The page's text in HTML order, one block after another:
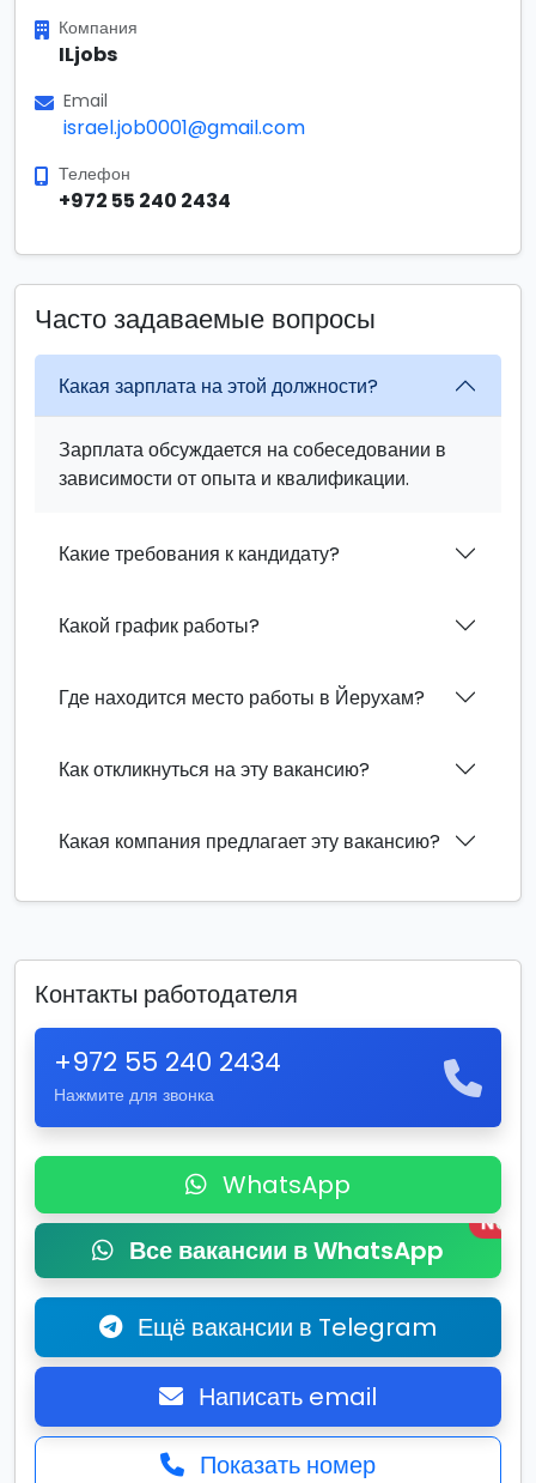
Компания
ILjobs
Email
israel.job0001@gmail.com
Телефон
+972 55 240 2434
Часто задаваемые вопросы
Какая зарплата на этой должности?
Зарплата обсуждается на собеседовании в
зависимости от опыта и квалификации.
Какие требования к кандидату?
Какой график работы?
Где находится место работы в Йерухам?
Как откликнуться на эту вакансию?
Какая компания предлагает эту вакансию?
Контакты работодателя
+972 55 240 2434
Нажмите для звонка
WhatsApp
Все вакансии в WhatsApp
New
Ещё вакансии в Telegram
Написать email
Показать номер